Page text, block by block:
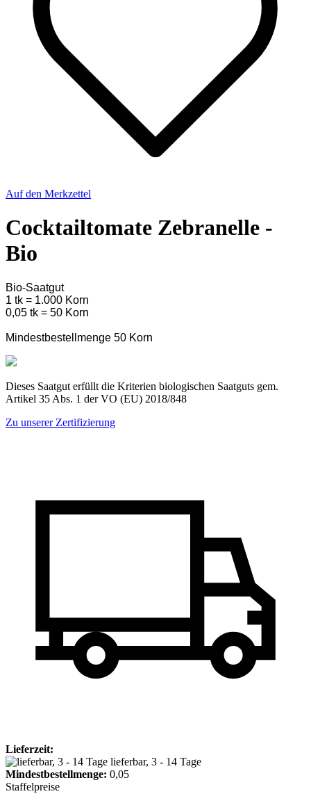
Auf den Merkzettel
Cocktailtomate Zebranelle -
Bio
Bio-Saatgut
1 tk = 1.000 Korn
0,05 tk = 50 Korn
Mindestbestellmenge 50 Korn
Dieses Saatgut erfüllt die Kriterien biologischen Saatguts gem.
Artikel 35 Abs. 1 der VO (EU) 2018/848
Zu unserer Zertifizierung
Lieferzeit:
lieferbar, 3 - 14 Tage
Mindest­bestellmenge: 0,05
Staffelpreise